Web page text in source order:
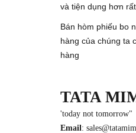
và tiện dụng hơn rất
Bán hòm phiếu bo
hàng của chúng ta
hàng
TATA
'today not tomorrow"
Email :